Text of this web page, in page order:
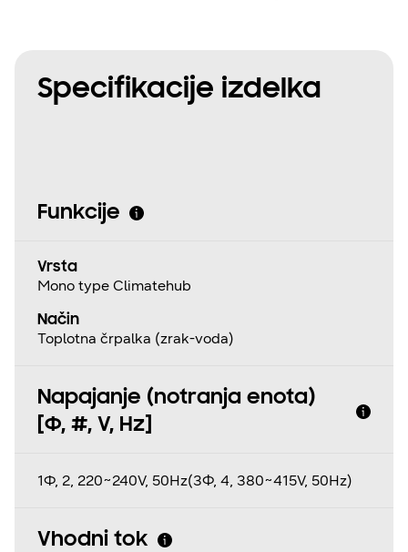
Specifikacije izdelka
Funkcije
Vrsta
Mono type Climatehub
Način
Toplotna črpalka (zrak-voda)
Napajanje (notranja enota)
[Φ, #, V, Hz]
1Φ, 2, 220~240V, 50Hz(3Ф, 4, 380~415V, 50Hz)
Vhodni tok